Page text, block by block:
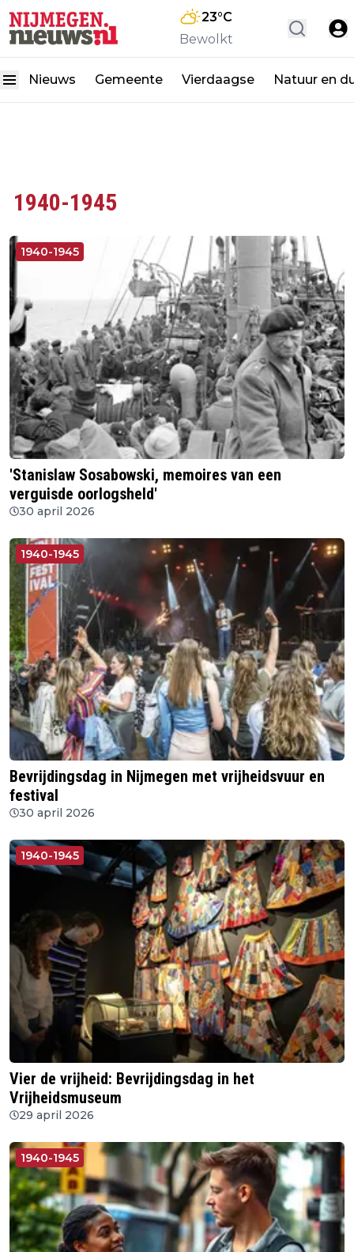
23°C
Bewolkt
Nieuws Gemeente Vierdaagse Natuur en
1940-1945
1940-1945
'Stanislaw Sosabowski, memoires van een
verguisde oorlogsheld'
30 april 2026
1940-1945
Bevrijdingsdag in Nijmegen met vrijheidsvuur en
festival
30 april 2026
1940-1945
Vier de vrijheid: Bevrijdingsdag in het
Vrijheidsmuseum
29 april 2026
1940-1945